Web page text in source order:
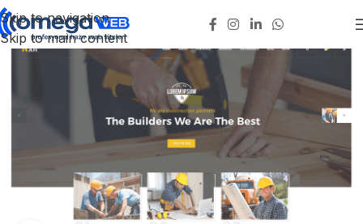
Skip to navigation
Skip to main content